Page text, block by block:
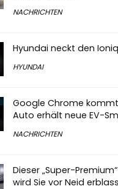
NACHRICHTEN
Hyundai neckt den Ioniq
HYUNDAI
Google Chrome
Auto erhält neue EV-
NACHRICHTEN
Dieser „Super-
wird Sie vor Neid